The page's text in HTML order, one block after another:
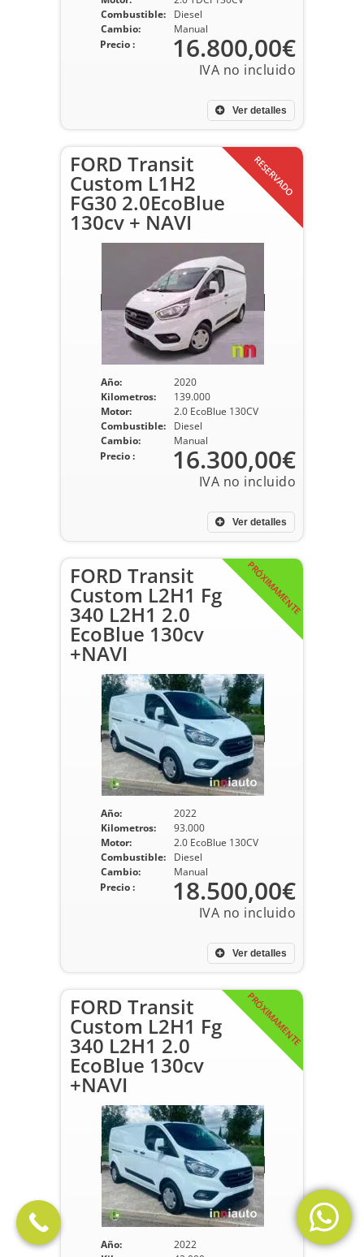
Combustible:
Diesel
Cambio:
Manual
Ver detalles
Precio : 16.800,00€
RESERVADO
FORD Transit
Custom L1H2
FG30 2.0EcoBlue
130cv + NAVI
Año:
2020
Kilometros:
139.000
Motor:
2.0 EcoBlue 130CV
Combustible:
Diesel
Cambio:
Manual
Ver detalles
Precio : 16.300,00€
PRÓXIMAMENTE
FORD Transit
Custom L2H1 Fg
340 L2H1 2.0
EcoBlue 130cv
+NAVI
Año:
2022
Kilometros:
93.000
Motor:
2.0 EcoBlue 130CV
Combustible:
Diesel
Cambio:
Manual
Ver detalles
Precio : 18.500,00€
PRÓXIMAMENTE
FORD Transit
Custom L2H1 Fg
340 L2H1 2.0
EcoBlue 130cv
+NAVI
Año:
2022